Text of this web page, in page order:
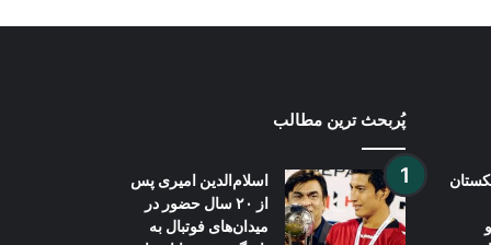
پُربحث ترین مطالب
اسلام‌الدین امیری پس
از ۲۰ سال حضور در
میدان‌های فوتبال به